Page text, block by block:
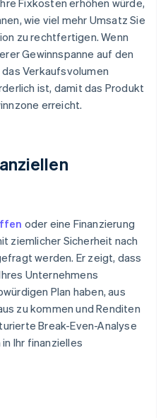
Fixkosten erhöhen würde,
wie viel mehr Umsatz Sie
zu rechtfertigen. Wenn
Gewinnspanne auf den
Verkaufsvolumen
ist, damit das Produkt
erreicht.
oder eine Finanzierung
ziemlicher Sicherheit nach
werden. Er zeigt, dass
Unternehmens
Plan haben, aus
zu kommen und Renditen
Break-Even-Analyse
Ihr finanzielles